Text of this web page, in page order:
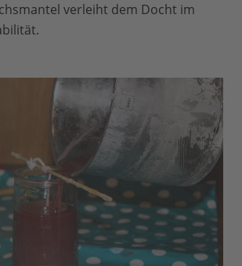
verleiht dem Docht im